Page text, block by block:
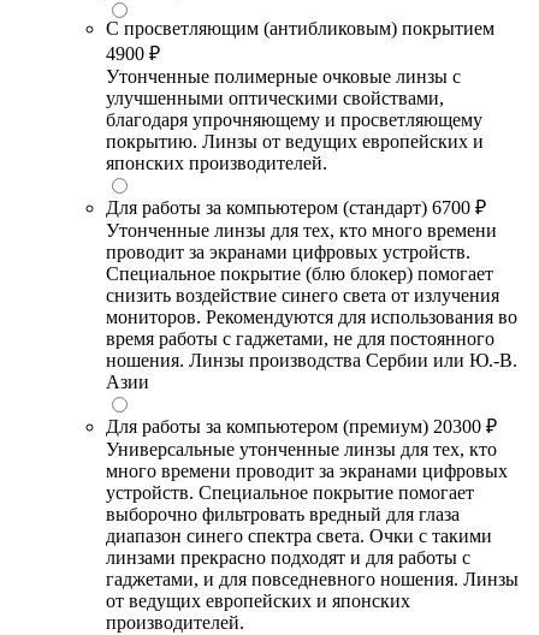
С просветляющим (антибликовым) покрытием
4900 ₽
Утонченные полимерные очковые линзы с
улучшенными оптическими свойствами,
благодаря упрочняющему и просветляющему
покрытию. Линзы от ведущих европейских и
японских производителей.
Для работы за компьютером (стандарт) 6700 ₽
Утонченные линзы для тех, кто много времени
проводит за экранами цифровых устройств.
Специальное покрытие (блю блокер) помогает
снизить воздействие синего света от излучения
мониторов. Рекомендуются для использования во
время работы с гаджетами, не для постоянного
ношения. Линзы производства Сербии или Ю.-В.
Азии
Для работы за компьютером (премиум) 20300 ₽
Универсальные утонченные линзы для тех, кто
много времени проводит за экранами цифровых
устройств. Специальное покрытие помогает
выборочно фильтровать вредный для глаза
диапазон синего спектра света. Очки с такими
линзами прекрасно подходят и для работы с
гаджетами, и для повседневного ношения. Линзы
от ведущих европейских и японских
производителей.